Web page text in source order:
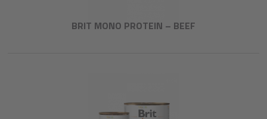
BRIT MONO PROTEIN – BEEF